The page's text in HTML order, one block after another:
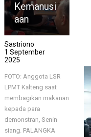
Kemanusi
aan
Sastriono
1 September
2025
FOTO: Anggota LSR
LPMT Kalteng saat
membagikan makanan
kepada para
demonstran, Senin
siang. PALANGKA
HEADLINE